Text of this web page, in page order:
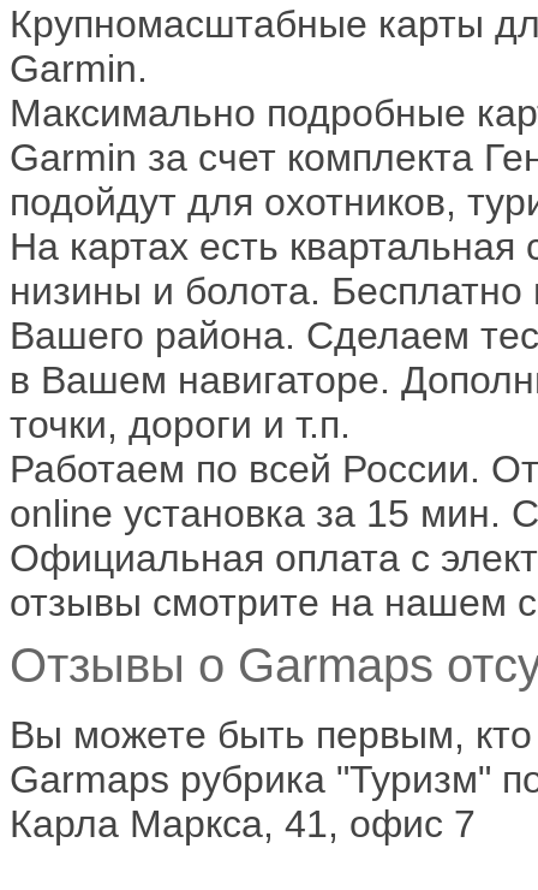
Крупномасштабные карты
Garmin.
Максимально подробные
Garmin за счет комплекта
подойдут для охотников,
На картах есть квартальная
низины и болота.
Вашего района. Сделаем
в Вашем навигаторе.
точки, дороги и т.п.
Работаем по всей России.
online установка за 15 мин.
Официальная оплата с
отзывы смотрите на нашем
Отзывы о Garmaps
Вы можете быть первым,
Garmaps рубрика "Туризм"
Карла Маркса, 41, офис 7